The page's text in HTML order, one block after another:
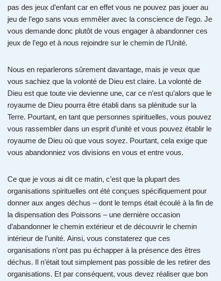
pas des jeux d’enfant car en effet vous ne pouvez pas jouer au
jeu de l’ego sans vous emmêler avec la conscience de l’ego. Je
vous demande donc plutôt de vous engager à abandonner ces
jeux de l’ego et à nous rejoindre sur le chemin de l’Unité.
Nous en reparlerons sûrement davantage, mais je veux que
vous sachiez que la volonté de Dieu est claire. La volonté de
Dieu est que toute vie devienne une, car ce n’est qu’alors que le
royaume de Dieu pourra être établi dans sa plénitude sur la
Terre. Pourtant, en tant que personnes spirituelles, vous pouvez
vous rassembler dans un esprit d’unité et vous pouvez établir le
royaume de Dieu où que vous soyez. Pourtant, cela exige que
vous abandonniez vos divisions en vous et entre vous.
Ce que je vous ai dit ce matin, c’est que la plupart des
organisations spirituelles ont été conçues spécifiquement pour
donner aux anges déchus – dont le temps était écoulé à la fin de
la dispensation des Poissons – une dernière occasion
d’abandonner le chemin extérieur et de découvrir le chemin
intérieur de l’unité. Ainsi, vous constaterez que ces
organisations n’ont pas pu échapper à la présence des êtres
déchus. Il n’était tout simplement pas possible de les retirer des
organisations. Et par conséquent, vous devez réaliser que bon